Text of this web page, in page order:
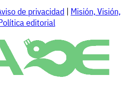
de privacidad | Misión, Visión,
editorial